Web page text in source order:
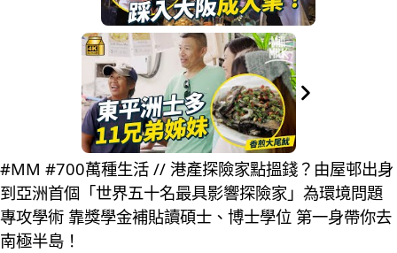
#MM #700萬種生活 // 港產探險家點搵錢？由屋邨出身
到亞洲首個「世界五十名最具影響探險家」為環境問題
專攻學術 靠獎學金補貼讀碩士、博士學位 第一身帶你去
南極半島！